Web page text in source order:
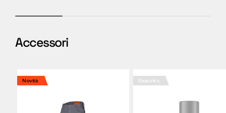
Accessori
Novità Esaurito